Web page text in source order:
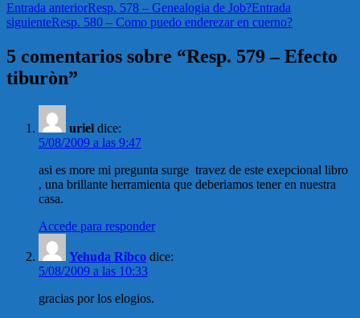
Entrada anteriorResp. 578 – Genealogia de Job?Entrada
siguienteResp. 580 – Como puedo enderezar en cuerno?
5 comentarios sobre “Resp. 579 – Efecto
tiburòn”
uriel dice:
5/08/2009 a las 9:47
asi es more mi pregunta surge travez de este exepcional libro
, una brillante herramienta que deberiamos tener en nuestra
casa.
Accede para responder
Yehuda Ribco dice:
5/08/2009 a las 10:33
gracias por los elogios.